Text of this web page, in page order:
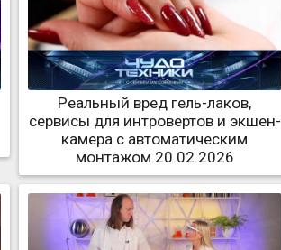
Реальный вред гель-лаков,
сервисы для интровертов и экшен-
камера с автоматическим
монтажом 20.02.2026